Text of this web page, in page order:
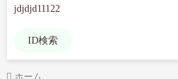
jdjdjd11122
ID検索
ホーム